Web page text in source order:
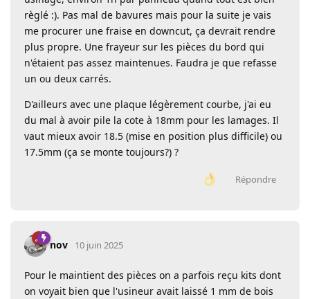
règlé :). Pas mal de bavures mais pour la suite je vais
me procurer une fraise en downcut, ça devrait rendre
plus propre. Une frayeur sur les pièces du bord qui
n'étaient pas assez maintenues. Faudra je que refasse
un ou deux carrés.
D'ailleurs avec une plaque légèrement courbe, j'ai eu
du mal à avoir pile la cote à 18mm pour les lamages. Il
vaut mieux avoir 18.5 (mise en position plus difficile) ou
17.5mm (ça se monte toujours?) ?
Répondre
nov 10 juin 2025
Pour le maintient des pièces on a parfois reçu kits dont
on voyait bien que l'usineur avait laissé 1 mm de bois